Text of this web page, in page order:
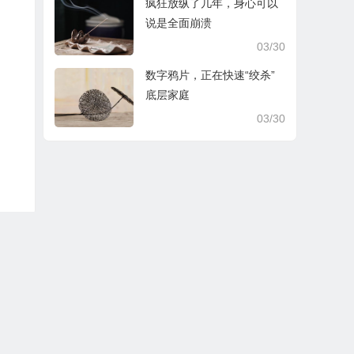
疯狂放纵了几年，身心可以
说是全面崩溃
03/30
数字鸦片，正在快速“绞杀”
底层家庭
03/30